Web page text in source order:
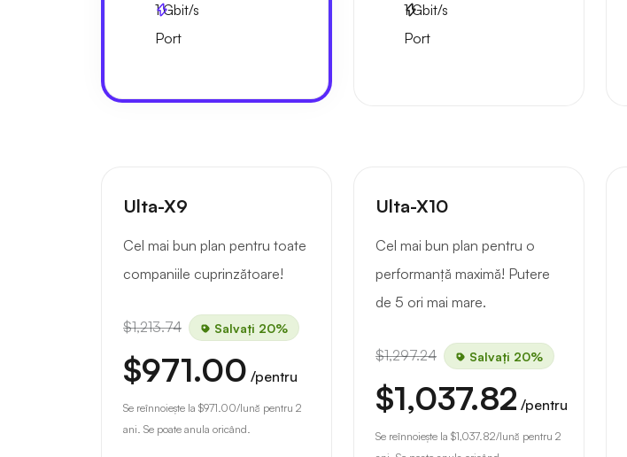
1Gbit/s
Port
1Gbit/s
Port
Ulta-X9
Cel mai bun plan pentru toate
companiile cuprinzătoare!
$1,213.74 Salvați 20%
$971.00 /pentru
Se reînnoiește la $971.00/lună pentru 2
ani. Se poate anula oricând.
Ulta-X10
Cel mai bun plan pentru o
performanță maximă! Putere
de 5 ori mai mare.
$1,297.24 Salvați 20%
$1,037.82 /pentru
Se reînnoiește la $1,037.82/lună pentru 2